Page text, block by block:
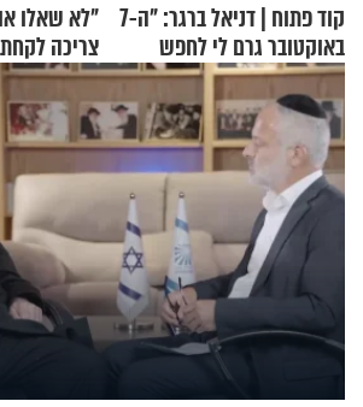
קוד פתוח | דניאל ברגר: "ה-7
באוקטובר גרם לי לחפש
תשובות"
"לא שאלו
צריכה
בנט